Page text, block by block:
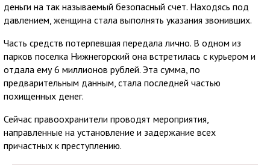
деньги на так называемый безопасный счет. Находясь под
давлением, женщина стала выполнять указания звонивших.
Часть средств потерпевшая передала лично. В одном из
парков поселка Нижнегорский она встретилась с курьером и
отдала ему 6 миллионов рублей. Эта сумма, по
предварительным данным, стала последней частью
похищенных денег.
Сейчас правоохранители проводят мероприятия,
направленные на установление и задержание всех
причастных к преступлению.